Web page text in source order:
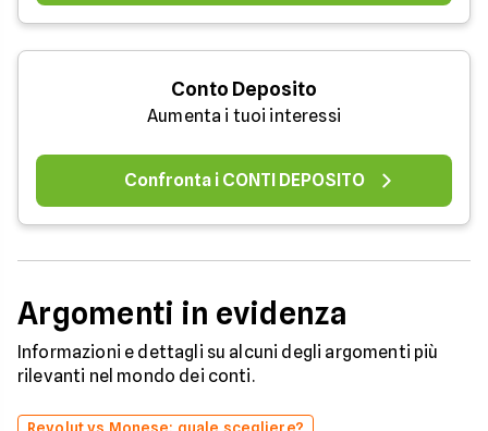
Conto Deposito
Aumenta i tuoi interessi
Confronta i CONTI DEPOSITO
Argomenti in evidenza
Informazioni e dettagli su alcuni degli argomenti più
rilevanti nel mondo dei conti.
Revolut vs Monese: quale scegliere?